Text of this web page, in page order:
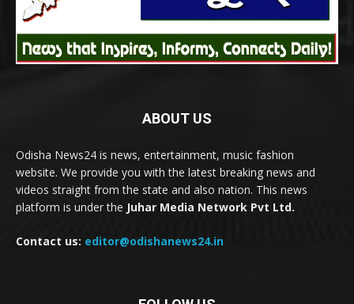
ABOUT US
Odisha News24 is news, entertainment, music fashion
website. We provide you with the latest breaking news and
videos straight from the state and also nation. This news
platform is under the Juhar Media Network Pvt Ltd.
Contact us: editor@odishanews24.in